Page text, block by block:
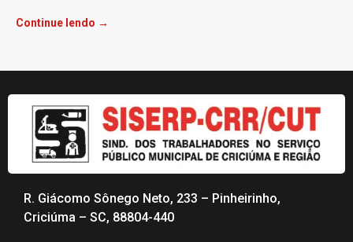
Continue lendo →
R. Giácomo Sônego Neto, 233 – Pinheirinho,
Criciúma – SC, 88804-440